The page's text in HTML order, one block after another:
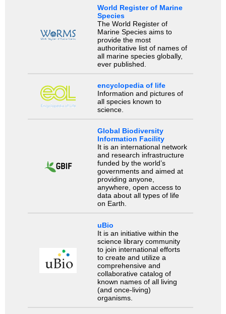
World Register of Marine
Species
The World Register of
Marine Species aims to
provide the most
authoritative list of names of
all marine species globally,
ever published.
encyclopedia of life
Information and pictures of
all species known to
science.
Global Biodiversity
Information Facility
It is an international network
and research infrastructure
funded by the world’s
governments and aimed at
providing anyone,
anywhere, open access to
data about all types of life
on Earth.
uBio
It is an initiative within the
science library community
to join international efforts
to create and utilize a
comprehensive and
collaborative catalog of
known names of all living
(and once-living)
organisms.